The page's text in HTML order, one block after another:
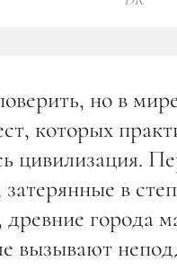
но в
которых
цивилизация.
в
города
вызывают